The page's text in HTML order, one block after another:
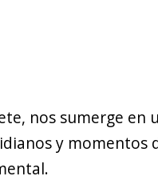
nos sumerge
y momentos